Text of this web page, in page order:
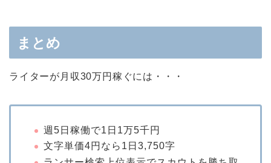
まとめ
ライターが月収30万円稼ぐには・・・
週5日稼働で1日1万5千円
文字単価4円なら1日3,750字